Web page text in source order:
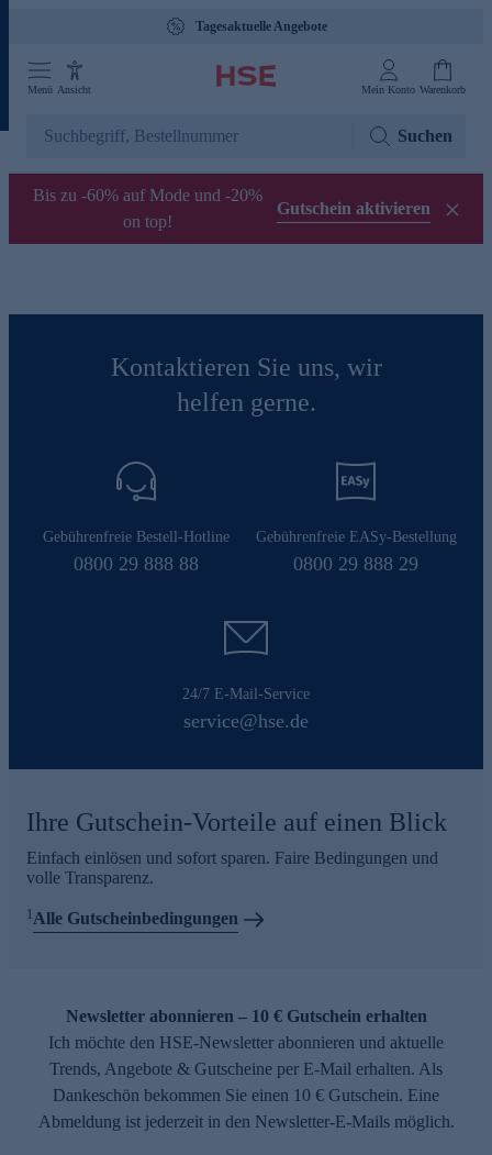
Tagesaktuelle Angebote
Menü Ansicht Mein Konto Warenkorb
Suchen
Bis zu -60% auf Mode und -20%
on top!
Gutschein aktivieren
Kontaktieren Sie uns, wir
helfen gerne.
Gebührenfreie Bestell-Hotline
0800 29 888 88
Gebührenfreie EASy-Bestellung
0800 29 888 29
24/7 E-Mail-Service
service@hse.de
Ihre Gutschein-Vorteile auf einen Blick
Einfach einlösen und sofort sparen. Faire Bedingungen und
volle Transparenz.
1Alle Gutscheinbedingungen
Newsletter abonnieren – 10 € Gutschein erhalten
Ich möchte den HSE-Newsletter abonnieren und aktuelle
Trends, Angebote & Gutscheine per E-Mail erhalten. Als
Dankeschön bekommen Sie einen 10 € Gutschein. Eine
Abmeldung ist jederzeit in den Newsletter-E-Mails möglich.